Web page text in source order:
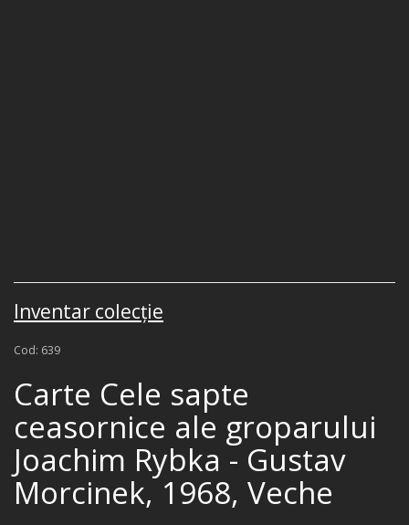
Inventar colecţie
Cod: 639
Carte Cele sapte
ceasornice ale groparului
Joachim Rybka - Gustav
Morcinek, 1968, Veche